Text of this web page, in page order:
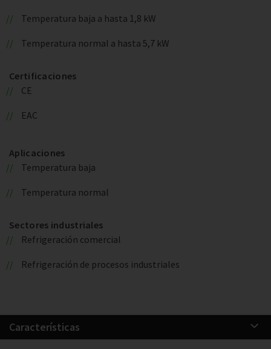
Temperatura baja a hasta 1,8 kW
Temperatura normal a hasta 5,7 kW
Certificaciones
CE
EAC
Aplicaciones
Temperatura baja
Temperatura normal
Sectores industriales
Refrigeración comercial
Refrigeración de procesos industriales
Características